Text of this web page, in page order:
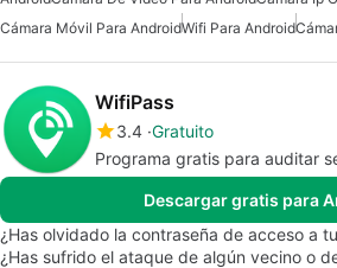
Cámara Móvil Para AndroidWifi Para Android
WifiPass
3.4 Gratuito
Programa gratis para auditar
Descargar gratis para
¿Has olvidado la contraseña de acceso a
¿Has sufrido el ataque de algún vecino o